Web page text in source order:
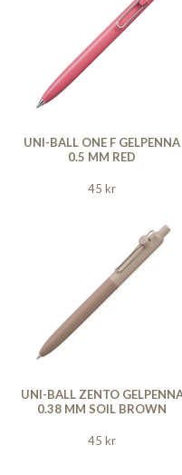
UNI-BALL ONE F GELPENNA
0.5 MM RED
45 kr
UNI-BALL ZENTO
0.38 MM SOIL BROWN
45 kr